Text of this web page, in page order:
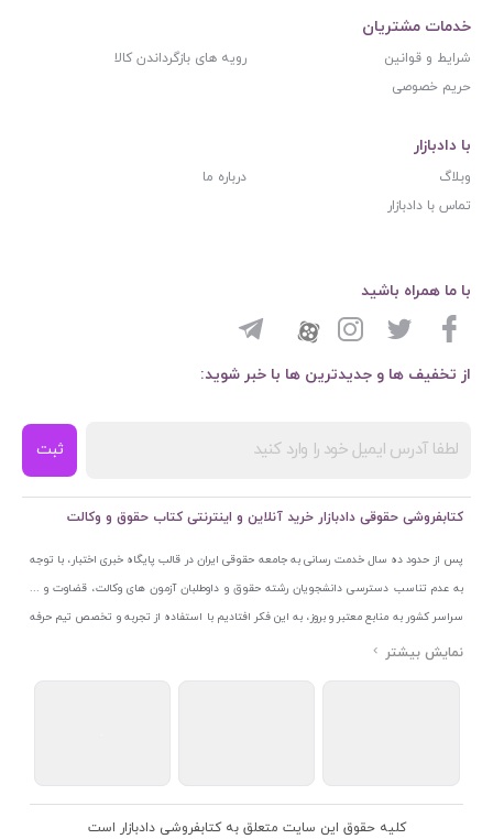
خدمات مشتریان
شرایط و قوانین
رویه های بازگرداندن کالا
حریم خصوصی
با دادبازار
وبلاگ
درباره ما
تماس با دادبازار
از تخفیف ها و جدیدترین ها با خبر شوید:
ثبت
با ما همراه باشید
کتابفروشی حقوقی دادبازار خرید آنلاین و اینترنتی کتاب حقوق و وکالت
پس از حدود ده سال خدمت رسانی به جامعه حقوقی ایران در قالب پایگاه خبری اختبار، با توجه
به عدم تناسب دسترسی دانشجویان رشته حقوق و داوطلبان آزمون های وکالت، قضاوت و ...
سراسر کشور به منابع معتبر و بروز، به این فکر افتادیم با استفاده از تجربه و تخصص تیم حرفه
ای اختبار خدمتی جدید به جامعه حقوقی ایران ارائه کنیم. به این منظور با راه اندازی و تجهیز
اتحادیه ناشران و کتابفروشان تهران به منظور ارائه مطمئن ترین خدمات مجموعه بسیار کامل و
کلیه حقوق این سایت متعلق به کتابفروشی دادبازار است